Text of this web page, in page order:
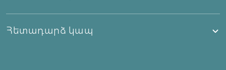
Հետադարձ կապ